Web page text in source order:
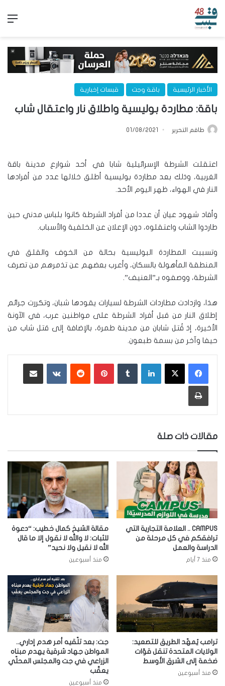
الأخبار الرئيسية باقة وجت قبسات إخبارية
باقة: مطاردة بوليسية واطلاق نار واعتقال شاب
طاقم التحرير 01/08/2021
اعتقلت الشرطة الإسرائيلية شابا في أحد شوارع مدينة باقة
الغربية، وذلك بعد مطاردة بوليسية أطلق خلالها عدد من أفرادها
النار في الهواء، ظهر اليوم الأحد.
وأفاد شهود عيان أن عددا من أفراد الشرطة كانوا بلباس مدني حين
طاردوا الشاب واعتقلوه، دون الإعلان عن الخلفية والأسباب.
وتسببت المطاردة البوليسية بحالة من الخوف والقلق في
المنطقة المأهولة بالسكان، وأعرب بعضهم عن تذمرهم من تصرف
الشرطة، ووصفوه بـ”العنيف”.
هذا، وازدادت مطاردات الشرطة لسيارات يقودها شبان، وتكررت جرائم
إطلاق النار من قبل أفراد الشرطة على مواطنين عرب، في الآونة
الأخيرة، إذ قُتل شابان من مدينة طمرة، بالإضافة إلى قتل شاب من
حيفا وآخر من بسمة طبعون.
لينكدإن بينتيريست ‏VKontakte
طباعة
مقالات ذات صلة
CAMPUS .. العلامة التجارية التي
ترافقكم في كل مرحلة من
الدراسة والعمل
منذ 7 أيام
مقالة الشيخ كمال خطيب: “دعوة
للثبات: لا والله لا نقول إلا ما قال
الله لا نقيل ولا نحيد”
منذ أسبوعين
ترامب يُمهّد الطريق للتصعيد:
الولايات المتحدة تنقل قوّات
ضخمة إلى الشرق الأوسط
منذ أسبوعين
جت: بعد تلّقيه أمر هدم إداري..
المواطن جهاد شرقية يهدم مبناه
الزراعي في جت والمجلس المحلّي
يعقّب
منذ أسبوعين